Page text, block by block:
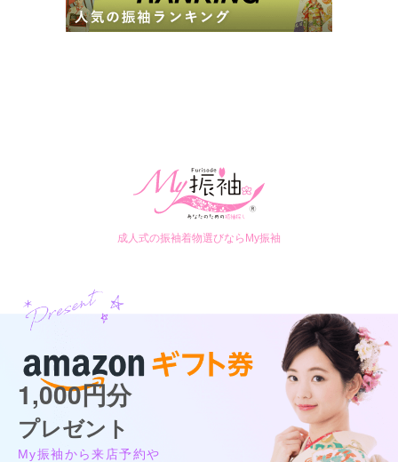
成人式の振袖着物選びならMy振袖
1,000円分
プレゼント
My振袖から来店予約や